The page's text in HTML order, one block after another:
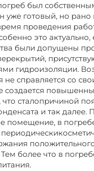
был
уже готовый, но рано
проведения
это
были допущены
гидроизоляции.
не справляется со
создается
что сталопричиной
и так далее.
помещение, в
более что в